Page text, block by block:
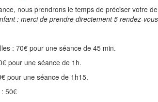
nous prendrons le temps de préciser votre
: merci de prendre directement 5 rendez-
: 70€ pour une séance de 45 min.
pour une séance de 1h.
pour une séance de 1h15.
50€